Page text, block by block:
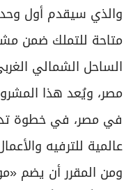
والذي سيقدم أول
متاحة للتملك ضمن
الساحل الشمالي
مصر، ويُعد هذا
في مصر، في خطوة
عالمية للترفيه